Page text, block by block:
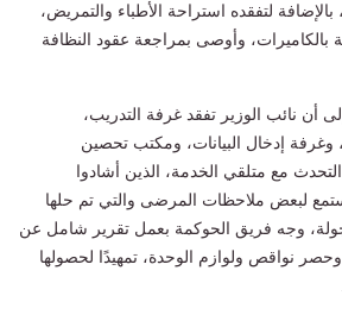
بالإضافة لتفقده استراحة الأطباء والتمريض،
بالكاميرات، وأوصى بمراجعة عقود النظافة
أن نائب الوزير تفقد غرفة التدريب،
وغرفة إدخال البيانات، ومكتب تحصين
مع متلقي الخدمة، الذين أشادوا
لبعض ملاحظات المرضى والتي تم حلها
وجه فريق الحوكمة بعمل تقرير شامل عن
نواقص ولوازم الوحدة، تمهيدًا لحصولها